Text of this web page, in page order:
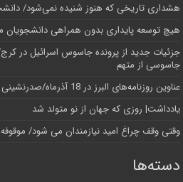
هشداری تاریخی که هنوز شنیده نمی‌شود/
هیچ توسعه پایداری بدون همراهی
جزئیات جدید از پرونده جاسوس اسرائیل در
جاسوسی از متهم
عناوین روزنامه‌های البرز در ‌18 آذرماه/صدرنشینی در ارائه خدمات زایمان بی‌درد
یادداشت| روزی که جهان از نو متولد شد
وقتی وقف چراغ امید نیازمندان می شود/ موقوفه
دسته‌ها